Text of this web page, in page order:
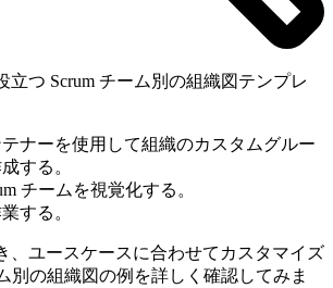
立つ Scrum チーム別の組織図テンプレ
ナーを使用して組織のカスタムグルー
する。
チームを視覚化する。
する。
、ユースケースに合わせてカスタマイズ
別の組織図の例を詳しく確認してみま